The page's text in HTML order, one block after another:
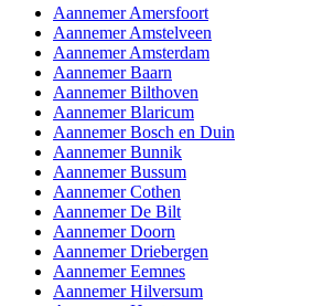
Aannemer Amersfoort
Aannemer Amstelveen
Aannemer Amsterdam
Aannemer Baarn
Aannemer Bilthoven
Aannemer Blaricum
Aannemer Bosch en Duin
Aannemer Bunnik
Aannemer Bussum
Aannemer Cothen
Aannemer De Bilt
Aannemer Doorn
Aannemer Driebergen
Aannemer Eemnes
Aannemer Hilversum